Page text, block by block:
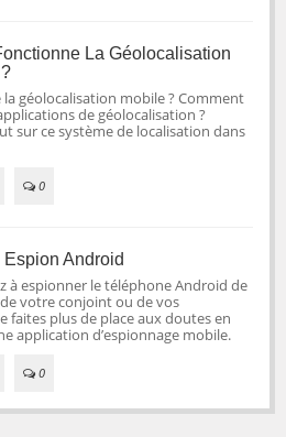
La Géolocalisation
la géolocalisation mobile ? Comment
de géolocalisation ?
sur ce système de localisation dans
0
Android
à espionner le téléphone Android de
votre conjoint ou de vos
faites plus de place aux doutes en
application d’espionnage mobile.
0